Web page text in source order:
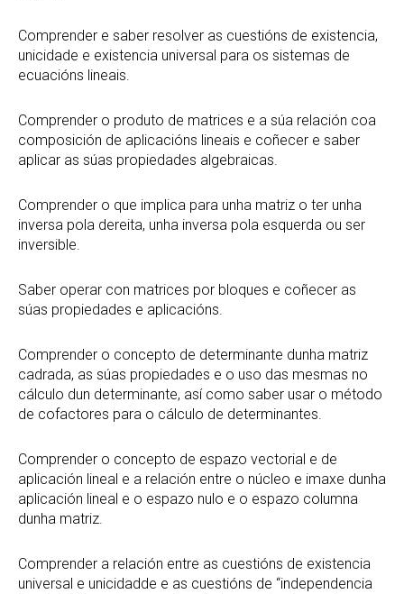
Comprender e saber resolver as cuestións de existencia,
unicidade e existencia universal para os sistemas de
ecuacións lineais.
Comprender o produto de matrices e a súa relación coa
composición de aplicacións lineais e coñecer e saber
aplicar as súas propiedades algebraicas.
Comprender o que implica para unha matriz o ter unha
inversa pola dereita, unha inversa pola esquerda ou ser
inversible.
Saber operar con matrices por bloques e coñecer as
súas propiedades e aplicacións.
Comprender o concepto de determinante dunha matriz
cadrada, as súas propiedades e o uso das mesmas no
cálculo dun determinante, así como saber usar o método
de cofactores para o cálculo de determinantes.
Comprender o concepto de espazo vectorial e de
aplicación lineal e a relación entre o núcleo e imaxe dunha
aplicación lineal e o espazo nulo e o espazo columna
dunha matriz.
Comprender a relación entre as cuestións de existencia
universal e unicidadde e as cuestións de “independencia